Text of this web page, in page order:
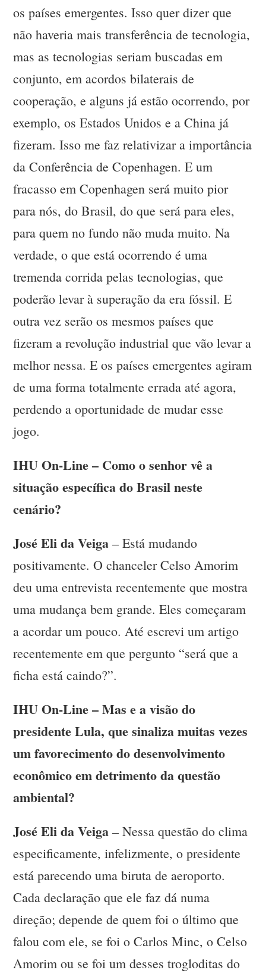
os países emergentes. Isso quer dizer que
não haveria mais transferência de tecnologia,
mas as tecnologias seriam buscadas em
conjunto, em acordos bilaterais de
cooperação, e alguns já estão ocorrendo, por
exemplo, os Estados Unidos e a China já
fizeram. Isso me faz relativizar a importância
da Conferência de Copenhagen. E um
fracasso em Copenhagen será muito pior
para nós, do Brasil, do que será para eles,
para quem no fundo não muda muito. Na
verdade, o que está ocorrendo é uma
tremenda corrida pelas tecnologias, que
poderão levar à superação da era fóssil. E
outra vez serão os mesmos países que
fizeram a revolução industrial que vão levar a
melhor nessa. E os países emergentes agiram
de uma forma totalmente errada até agora,
perdendo a oportunidade de mudar esse
jogo.
IHU On-Line – Como o senhor vê a
situação específica do Brasil neste
cenário?
José Eli da Veiga – Está mudando
positivamente. O chanceler Celso Amorim
deu uma entrevista recentemente que mostra
uma mudança bem grande. Eles começaram
a acordar um pouco. Até escrevi um artigo
recentemente em que pergunto “será que a
ficha está caindo?”.
IHU On-Line – Mas e a visão do
presidente Lula, que sinaliza muitas vezes
um favorecimento do desenvolvimento
econômico em detrimento da questão
ambiental?
José Eli da Veiga – Nessa questão do clima
especificamente, infelizmente, o presidente
está parecendo uma biruta de aeroporto.
Cada declaração que ele faz dá numa
direção; depende de quem foi o último que
falou com ele, se foi o Carlos Minc, o Celso
Amorim ou se foi um desses trogloditas do